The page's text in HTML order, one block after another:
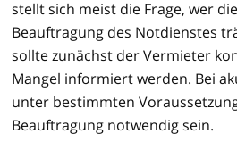
stellt sich meist die Frage, wer
Beauftragung des Notdienstes
sollte zunächst der Vermieter
Mangel informiert werden. Bei
unter bestimmten
Beauftragung notwendig sein.